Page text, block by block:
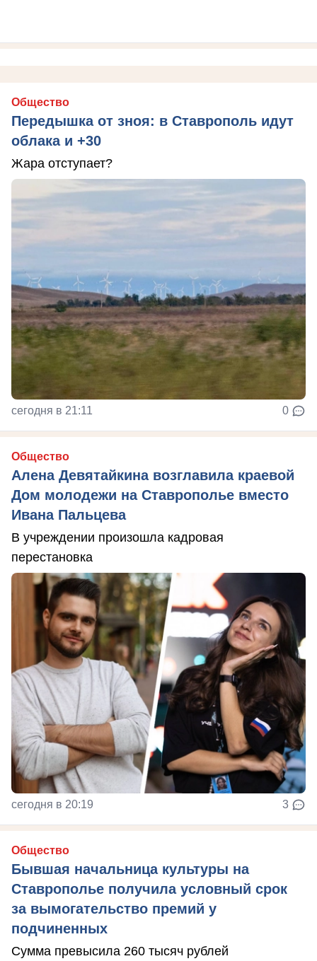
Общество
Передышка от зноя: в Ставрополь идут
облака и +30
Жара отступает?
сегодня в 21:11 0
Общество
Алена Девятайкина возглавила краевой
Дом молодежи на Ставрополье вместо
Ивана Пальцева
В учреждении произошла кадровая
перестановка
сегодня в 20:19 3
Общество
Бывшая начальница культуры на
Ставрополье получила условный срок
за вымогательство премий у
подчиненных
Сумма превысила 260 тысяч рублей